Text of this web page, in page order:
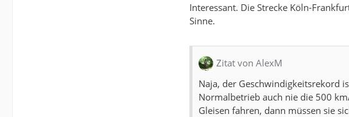
Interessant. Die Strecke Köln-
Sinne.
Zitat von AlexM
Naja, der Geschwindigkeitsrekord
Normalbetrieb auch nie die 500
Gleisen fahren, dann müssen sie